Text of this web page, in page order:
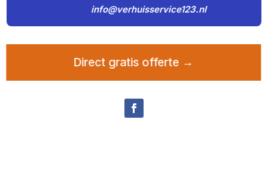
info@verhuisservice123.nl
Direct gratis offerte →